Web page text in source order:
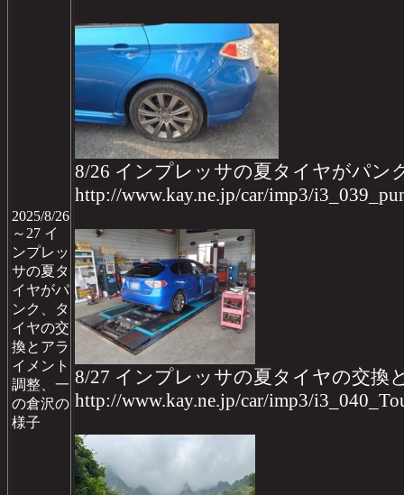
2025/8/26
～27 イ
ンプレッ
サの夏タ
イヤがパ
ンク、タ
イヤの交
換とアラ
イメント
調整、一
の倉沢の
様子
8/26 インプレッサの夏タイヤがパン
http://www.kay.ne.jp/car/imp3/
8/27 インプレッサの夏タイヤの交換
http://www.kay.ne.jp/car/imp3/